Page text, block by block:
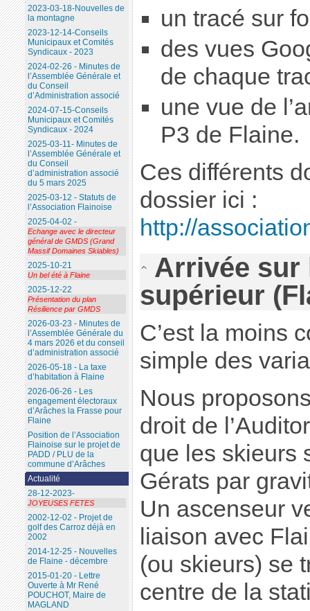
un tracé sur
des vues
de chaque
une vue de
P3 de Flaine.
Ces différents
dossier ici :
http://
Arrivée sur
supérieur
C’est la moins
simple des
Nous
droit de
que les skieurs
Gérats par
Un ascenseur
liaison avec
(ou skieurs) se
centre de la
2023-03-18-Nouvelles de
la montagne
2023-12-14-Conseils
Municipaux et Comités
Syndicaux - 2023
2024-02-26 - Minutes de
l’Assemblée Générale et
du Conseil
d’Administration associé
2024-07-15-Conseils
Municipaux et Comités
Syndicaux - 2024
2025-03-11- Minutes de
l’Assemblée Générale et
du Conseil
d’administration associé
du 5 mars 2025
2025-03-12 - Statuts de
l’Association Flainoise
2025-04-02 -
Echange avec le directeur
général de GMDS (Grand
Massif Domaines Skiables)
2025-10-21
Un bel été à Flaine
2025-12-22
Présentation du plan
Résilience par GMDS
2026-03-23 - Minutes de
l’Assemblée Générale du
4 mars 2026 et du conseil
d’administration associé
2026-05-18 - La taxe
d’habitation à Flaine
2026-06-26 - Les
engagement électoraux
d’Arâches la Frasse pour
Flaine
Position de l’Association
Flainoise sur le projet de
PADD / PLU de la
commune d’Arâches
Actualité
28-12-2023-
JOYEUSES FETES
2002-12-02 - Projet de
golf des Carroz déjà en
2002
2014-12-25 - Nouvelles
de Flaine - décembre
2015-01-20 - Lettre
Ouverte à Mr René
POUCHOT, Maire de
MAGLAND